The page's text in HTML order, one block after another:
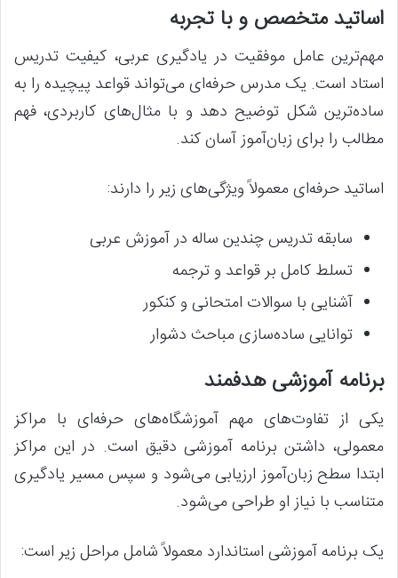
اساتید متخصص و با تجربه
مهم‌ترین عامل موفقیت در یادگیری عربی، کیفیت تدریس
استاد است. یک مدرس حرفه‌ای می‌تواند قواعد پیچیده را به
ساده‌ترین شکل توضیح دهد و با مثال‌های کاربردی، فهم
مطالب را برای زبان‌آموز آسان کند.
اساتید حرفه‌ای معمولاً ویژگی‌های زیر را دارند:
سابقه تدریس چندین ساله در آموزش عربی
تسلط کامل بر قواعد و ترجمه
آشنایی با سوالات امتحانی و کنکور
توانایی ساده‌سازی مباحث دشوار
برنامه آموزشی هدفمند
یکی از تفاوت‌های مهم آموزشگاه‌های حرفه‌ای با مراکز
معمولی، داشتن برنامه آموزشی دقیق است. در این مراکز
ابتدا سطح زبان‌آموز ارزیابی می‌شود و سپس مسیر یادگیری
متناسب با نیاز او طراحی می‌شود.
یک برنامه آموزشی استاندارد معمولاً شامل مراحل زیر است: